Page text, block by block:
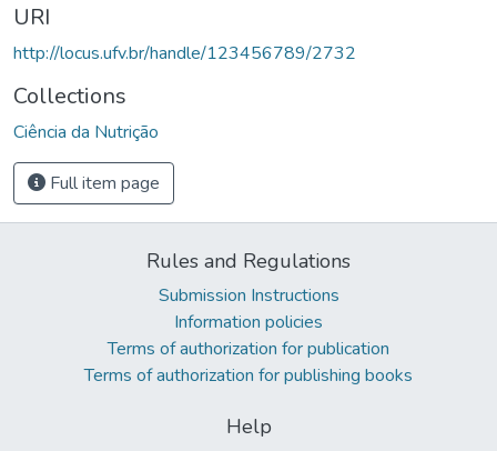
URI
http://locus.ufv.br/handle/123456789/2732
Collections
Ciência da Nutrição
Full item page
Rules and Regulations
Submission Instructions
Information policies
Terms of authorization for publication
Terms of authorization for publishing books
Help